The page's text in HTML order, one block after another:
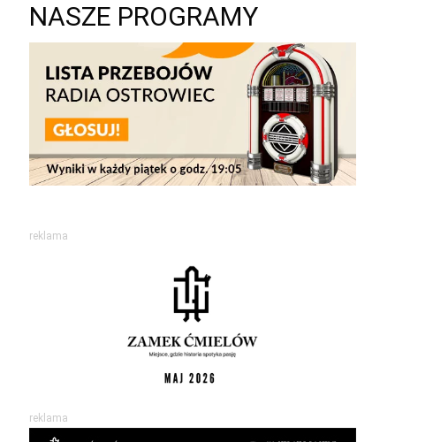
NASZE PROGRAMY
reklama
reklama